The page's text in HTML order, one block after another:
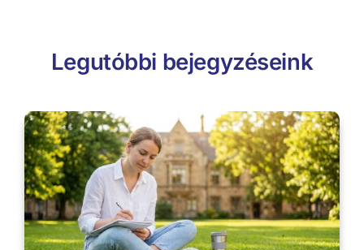
Legutóbbi bejegyzéseink